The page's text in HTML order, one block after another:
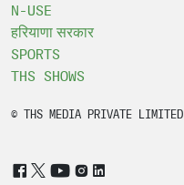
N-USE
हरियाणा सरकार
SPORTS
THS SHOWS
© THS MEDIA PRIVATE LIMITED